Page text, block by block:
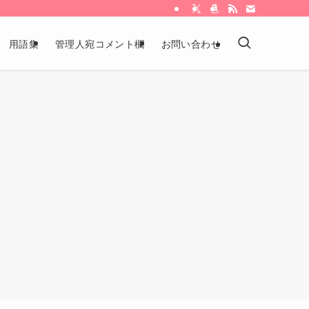
用語集 管理人宛コメント欄 お問い合わせ